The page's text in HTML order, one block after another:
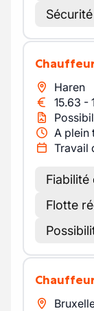
Haren
15.63 -
A plein
Travail
Flotte